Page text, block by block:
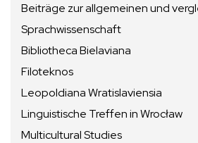
Beiträge zur allgemeinen und
Sprachwissenschaft
Bibliotheca Bielaviana
Filoteknos
Leopoldiana Wratislaviensia
Linguistische Treffen in Wrocław
Multicultural Studies